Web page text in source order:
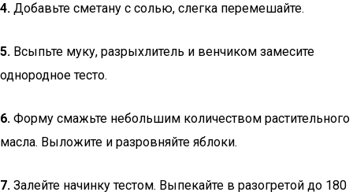
4. Добавьте сметану с солью, слегка перемешайте.
5. Всыпьте муку, разрыхлитель и венчиком замесите
однородное тесто.
6. Форму смажьте небольшим количеством растительного
масла. Выложите и разровняйте яблоки.
7. Залейте начинку тестом. Выпекайте в разогретой до 180